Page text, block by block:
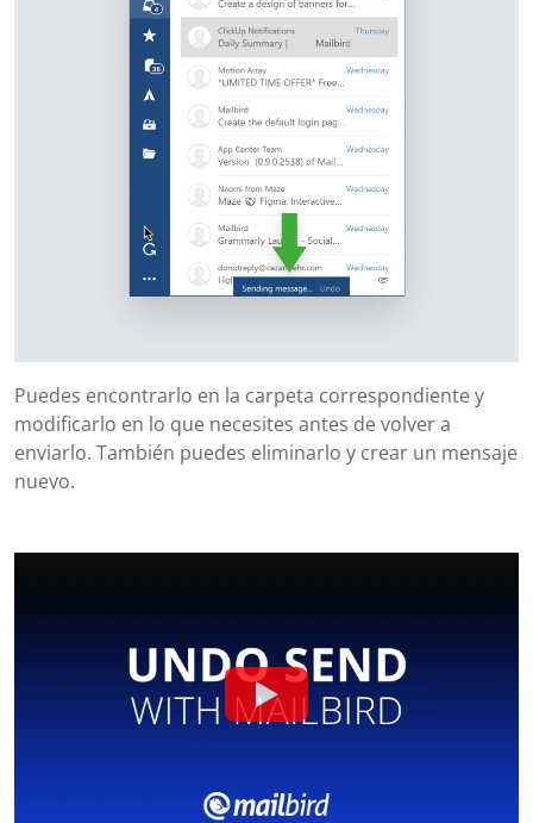
Puedes encontrarlo en la carpeta correspondiente y
modificarlo en lo que necesites antes de volver a
enviarlo. También puedes eliminarlo y crear un mensaje
nuevo.